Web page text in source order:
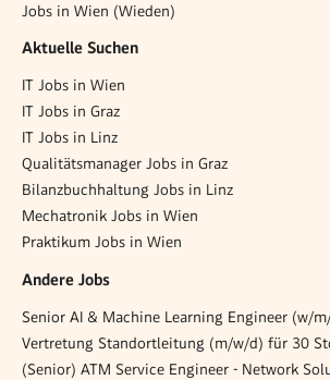
Jobs in Wien (Wieden)
Aktuelle Suchen
IT Jobs in Wien
IT Jobs in Graz
IT Jobs in Linz
Qualitätsmanager Jobs in Graz
Bilanzbuchhaltung Jobs in Linz
Mechatronik Jobs in Wien
Praktikum Jobs in Wien
Andere Jobs
Senior AI & Machine Learning Engineer (w/
(Senior) ATM Service Engineer - Network